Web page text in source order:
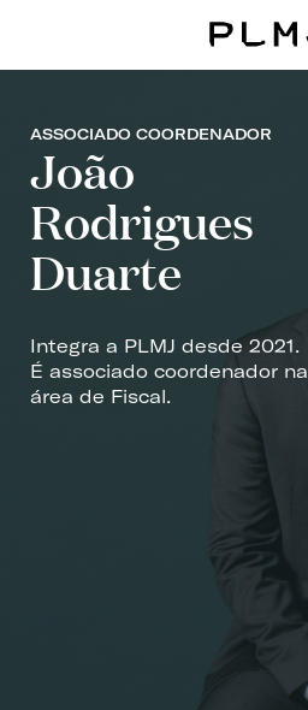
ASSOCIADO COORDENADOR
João
Rodrigues
Duarte
Integra a PLMJ desde 2021.
É associado coordenador na
área de Fiscal.